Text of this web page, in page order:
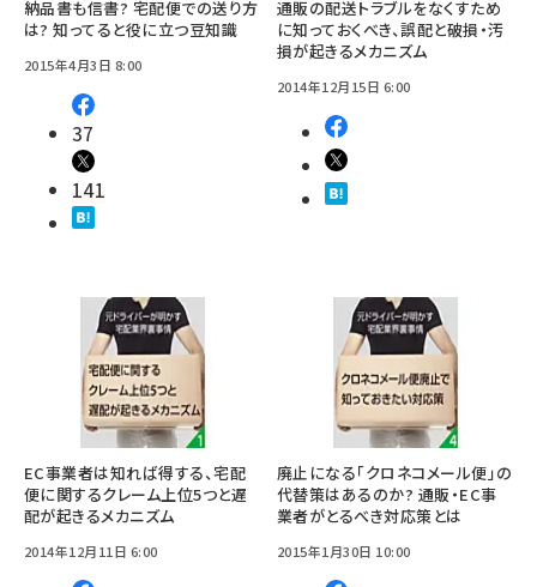
納品書も信書? 宅配便での送り方
は? 知ってると役に立つ豆知識
2015年4月3日 8:00
37
141
通販の配送トラブルをなくすため
に知っておくべき、誤配と破損・汚
損が起きるメカニズム
2014年12月15日 6:00
EC事業者は知れば得する、宅配
便に関するクレーム上位5つと遅
配が起きるメカニズム
2014年12月11日 6:00
廃止になる「クロネコメール便」の
代替策はあるのか? 通販・EC事
業者がとるべき対応策とは
2015年1月30日 10:00